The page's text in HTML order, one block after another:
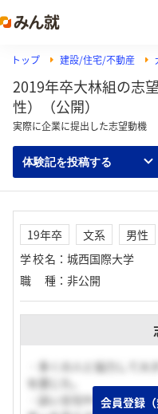
トップ 建設/住宅/不動産
2019年卒大林組の志
性）（公開）
実際に企業に提出した志望動機
体験記を投稿する
19年卒 文系
男性
学校名 ： 城西国際大学
職種 ： 非公開
・多くの人と協力して大
を感じた。
・謳い文句やキャッチフ
会員登録